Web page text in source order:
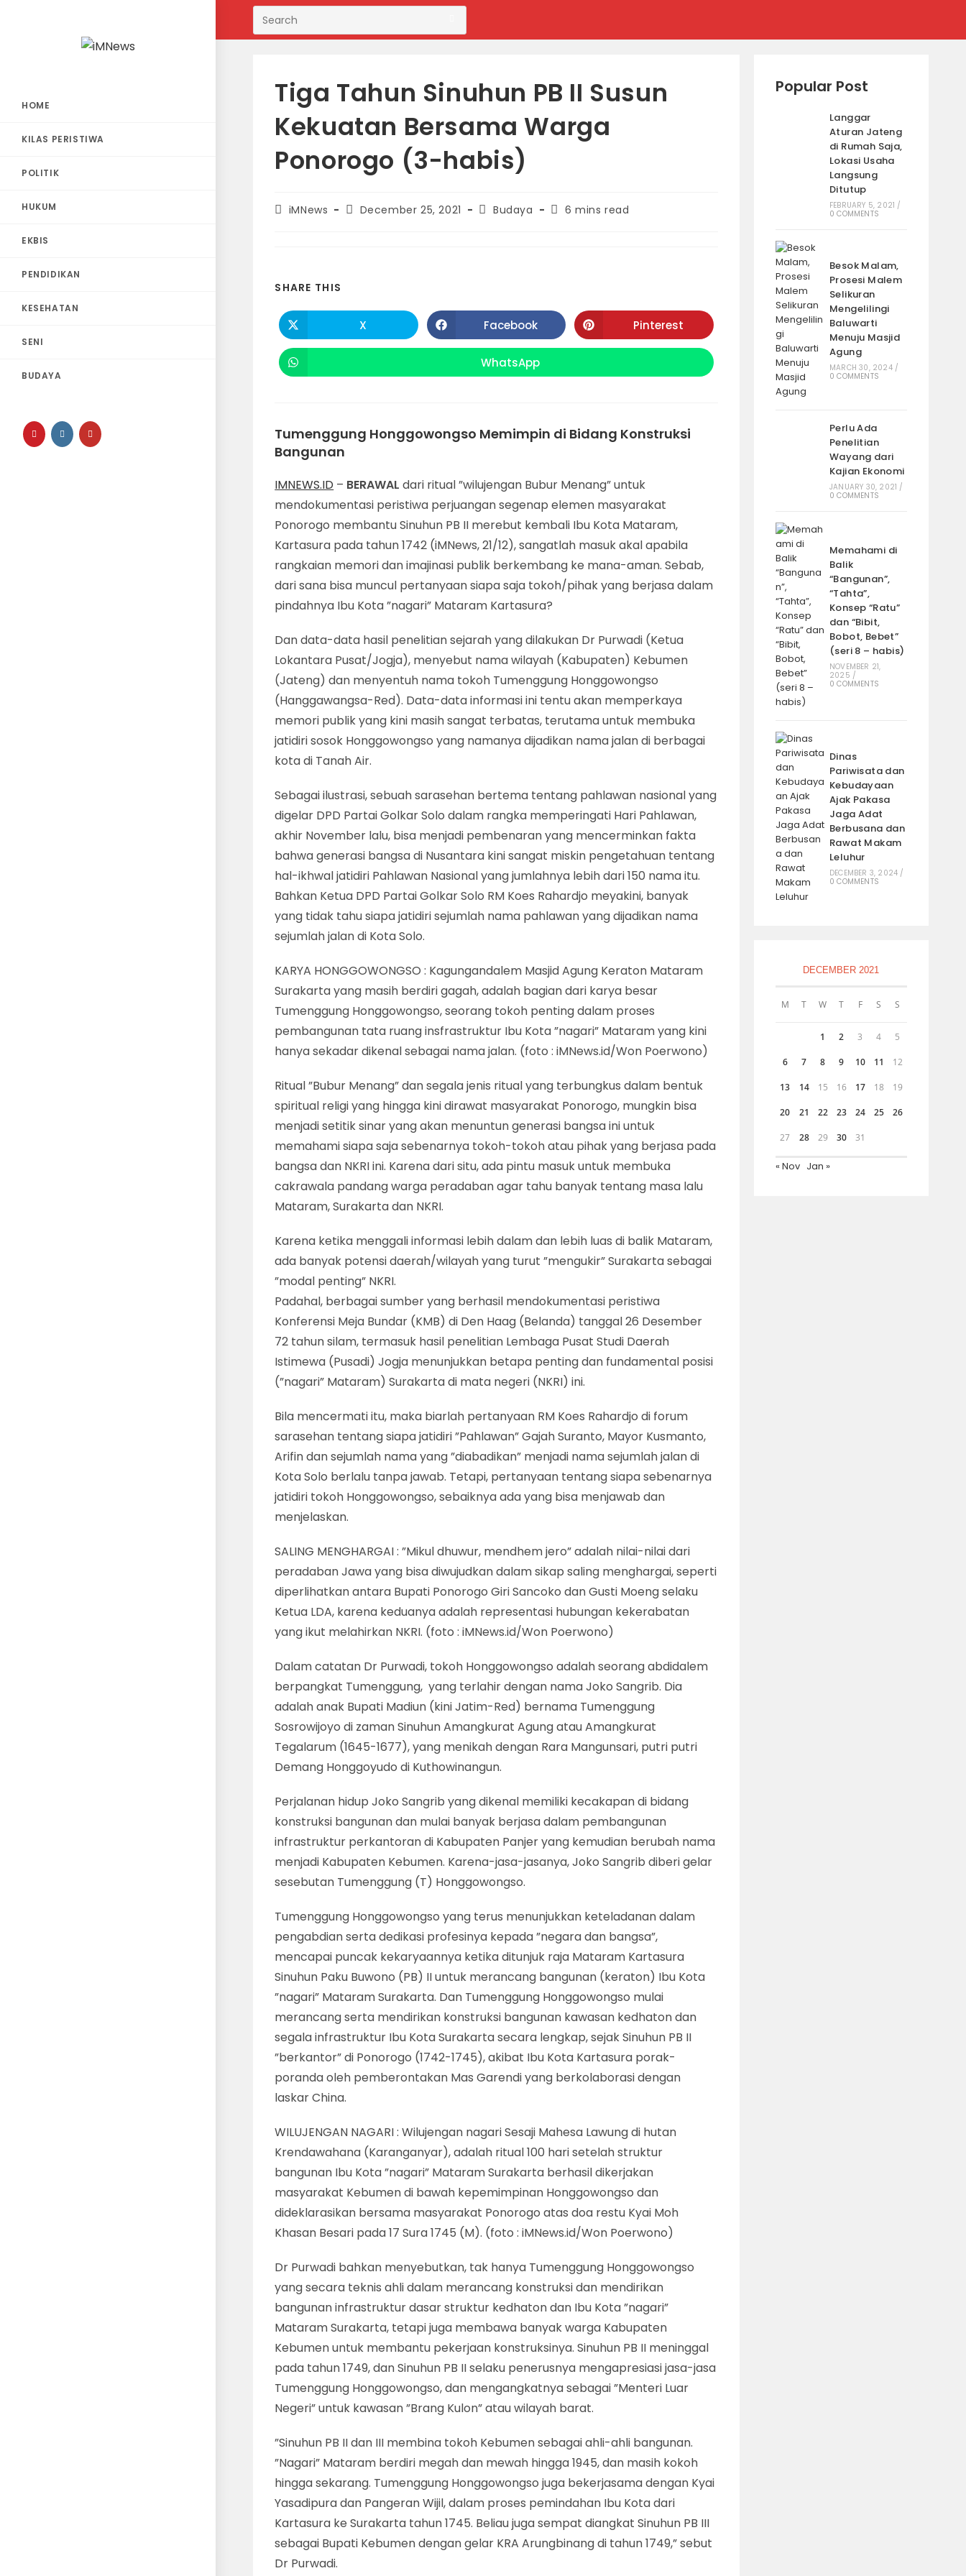
content
HOME
KILAS PERISTIWA
POLITIK
HUKUM
EKBIS
PENDIDIKAN
KESEHATAN
SENI
BUDAYA
Tiga Tahun Sinuhun PB II Susun
Kekuatan Bersama Warga
Ponorogo (3-habis)
PostiMNews
PostDecember 25, 2021
PostBudaya
Reading
6 mins read
SHARE THIS
CONTENT
Opens
in
a
X Opens
in
a
new
window
Facebook Opens
in
a
Pinterest
Opens
in
WhatsApp
Tumenggung Honggowongso Memimpin di Bidang Konstruksi
Bangunan
IMNEWS.ID – BERAWAL dari ritual ”wilujengan Bubur Menang” untuk
mendokumentasi peristiwa perjuangan segenap elemen masyarakat
Ponorogo membantu Sinuhun PB II merebut kembali Ibu Kota Mataram,
Kartasura pada tahun 1742 (iMNews, 21/12), sangatlah masuk akal apabila
rangkaian memori dan imajinasi publik berkembang ke mana-aman. Sebab,
dari sana bisa muncul pertanyaan siapa saja tokoh/pihak yang berjasa dalam
pindahnya Ibu Kota ”nagari” Mataram Kartasura?
Dan data-data hasil penelitian sejarah yang dilakukan Dr Purwadi (Ketua
Lokantara Pusat/Jogja), menyebut nama wilayah (Kabupaten) Kebumen
(Jateng) dan menyentuh nama tokoh Tumenggung Honggowongso
(Hanggawangsa-Red). Data-data informasi ini tentu akan memperkaya
memori publik yang kini masih sangat terbatas, terutama untuk membuka
jatidiri sosok Honggowongso yang namanya dijadikan nama jalan di berbagai
kota di Tanah Air.
Sebagai ilustrasi, sebuah sarasehan bertema tentang pahlawan nasional yang
digelar DPD Partai Golkar Solo dalam rangka memperingati Hari Pahlawan,
akhir November lalu, bisa menjadi pembenaran yang mencerminkan fakta
bahwa generasi bangsa di Nusantara kini sangat miskin pengetahuan tentang
hal-ikhwal jatidiri Pahlawan Nasional yang jumlahnya lebih dari 150 nama itu.
Bahkan Ketua DPD Partai Golkar Solo RM Koes Rahardjo meyakini, banyak
yang tidak tahu siapa jatidiri sejumlah nama pahlawan yang dijadikan nama
sejumlah jalan di Kota Solo.
KARYA HONGGOWONGSO : Kagungandalem Masjid Agung Keraton Mataram
Surakarta yang masih berdiri gagah, adalah bagian dari karya besar
Tumenggung Honggowongso, seorang tokoh penting dalam proses
pembangunan tata ruang insfrastruktur Ibu Kota ”nagari” Mataram yang kini
hanya sekadar dikenal sebagai nama jalan. (foto : iMNews.id/Won Poerwono)
Ritual ”Bubur Menang” dan segala jenis ritual yang terbungkus dalam bentuk
spiritual religi yang hingga kini dirawat masyarakat Ponorogo, mungkin bisa
menjadi setitik sinar yang akan menuntun generasi bangsa ini untuk
memahami siapa saja sebenarnya tokoh-tokoh atau pihak yang berjasa pada
bangsa dan NKRI ini. Karena dari situ, ada pintu masuk untuk membuka
cakrawala pandang warga peradaban agar tahu banyak tentang masa lalu
Mataram, Surakarta dan NKRI.
Karena ketika menggali informasi lebih dalam dan lebih luas di balik Mataram,
ada banyak potensi daerah/wilayah yang turut ”mengukir” Surakarta sebagai
”modal penting” NKRI.
Padahal, berbagai sumber yang berhasil mendokumentasi peristiwa
Konferensi Meja Bundar (KMB) di Den Haag (Belanda) tanggal 26 Desember
72 tahun silam, termasuk hasil penelitian Lembaga Pusat Studi Daerah
Istimewa (Pusadi) Jogja menunjukkan betapa penting dan fundamental posisi
(”nagari” Mataram) Surakarta di mata negeri (NKRI) ini.
Bila mencermati itu, maka biarlah pertanyaan RM Koes Rahardjo di forum
sarasehan tentang siapa jatidiri ”Pahlawan” Gajah Suranto, Mayor Kusmanto,
Arifin dan sejumlah nama yang ”diabadikan” menjadi nama sejumlah jalan di
Kota Solo berlalu tanpa jawab. Tetapi, pertanyaan tentang siapa sebenarnya
jatidiri tokoh Honggowongso, sebaiknya ada yang bisa menjawab dan
menjelaskan.
SALING MENGHARGAI : ”Mikul dhuwur, mendhem jero” adalah nilai-nilai dari
peradaban Jawa yang bisa diwujudkan dalam sikap saling menghargai, seperti
diperlihatkan antara Bupati Ponorogo Giri Sancoko dan Gusti Moeng selaku
Ketua LDA, karena keduanya adalah representasi hubungan kekerabatan
yang ikut melahirkan NKRI. (foto : iMNews.id/Won Poerwono)
Dalam catatan Dr Purwadi, tokoh Honggowongso adalah seorang abdidalem
berpangkat Tumenggung, yang terlahir dengan nama Joko Sangrib. Dia
adalah anak Bupati Madiun (kini Jatim-Red) bernama Tumenggung
Sosrowijoyo di zaman Sinuhun Amangkurat Agung atau Amangkurat
Tegalarum (1645-1677), yang menikah dengan Rara Mangunsari, putri putri
Demang Honggoyudo di Kuthowinangun.
Perjalanan hidup Joko Sangrib yang dikenal memiliki kecakapan di bidang
konstruksi bangunan dan mulai banyak berjasa dalam pembangunan
infrastruktur perkantoran di Kabupaten Panjer yang kemudian berubah nama
menjadi Kabupaten Kebumen. Karena-jasa-jasanya, Joko Sangrib diberi gelar
sesebutan Tumenggung (T) Honggowongso.
Tumenggung Honggowongso yang terus menunjukkan keteladanan dalam
pengabdian serta dedikasi profesinya kepada ”negara dan bangsa”,
mencapai puncak kekaryaannya ketika ditunjuk raja Mataram Kartasura
Sinuhun Paku Buwono (PB) II untuk merancang bangunan (keraton) Ibu Kota
”nagari” Mataram Surakarta. Dan Tumenggung Honggowongso mulai
merancang serta mendirikan konstruksi bangunan kawasan kedhaton dan
segala infrastruktur Ibu Kota Surakarta secara lengkap, sejak Sinuhun PB II
”berkantor” di Ponorogo (1742-1745), akibat Ibu Kota Kartasura porak-
poranda oleh pemberontakan Mas Garendi yang berkolaborasi dengan
laskar China.
WILUJENGAN NAGARI : Wilujengan nagari Sesaji Mahesa Lawung di hutan
Krendawahana (Karanganyar), adalah ritual 100 hari setelah struktur
bangunan Ibu Kota ”nagari” Mataram Surakarta berhasil dikerjakan
masyarakat Kebumen di bawah kepemimpinan Honggowongso dan
dideklarasikan bersama masyarakat Ponorogo atas doa restu Kyai Moh
Khasan Besari pada 17 Sura 1745 (M). (foto : iMNews.id/Won Poerwono)
Dr Purwadi bahkan menyebutkan, tak hanya Tumenggung Honggowongso
yang secara teknis ahli dalam merancang konstruksi dan mendirikan
bangunan infrastruktur dasar struktur kedhaton dan Ibu Kota ”nagari”
Mataram Surakarta, tetapi juga membawa banyak warga Kabupaten
Kebumen untuk membantu pekerjaan konstruksinya. Sinuhun PB II meninggal
pada tahun 1749, dan Sinuhun PB II selaku penerusnya mengapresiasi jasa-jasa
Tumenggung Honggowongso, dan mengangkatnya sebagai ”Menteri Luar
Negeri” untuk kawasan ”Brang Kulon” atau wilayah barat.
”Sinuhun PB II dan III membina tokoh Kebumen sebagai ahli-ahli bangunan.
”Nagari” Mataram berdiri megah dan mewah hingga 1945, dan masih kokoh
hingga sekarang. Tumenggung Honggowongso juga bekerjasama dengan Kyai
Yasadipura dan Pangeran Wijil, dalam proses pemindahan Ibu Kota dari
Kartasura ke Surakarta tahun 1745. Beliau juga sempat diangkat Sinuhun PB III
sebagai Bupati Kebumen dengan gelar KRA Arungbinang di tahun 1749,” sebut
Dr Purwadi.
Popular Post
Langgar
Aturan Jateng
di Rumah Saja,
Lokasi Usaha
Langsung
Ditutup
FEBRUARY 5, 2021 /
0 COMMENTS
Besok Malam,
Prosesi Malem
Selikuran
Mengelilingi
Baluwarti
Menuju Masjid
Agung
MARCH 30, 2024 /
0 COMMENTS
Perlu Ada
Penelitian
Wayang dari
Kajian Ekonomi
JANUARY 30, 2021 /
0 COMMENTS
Memahami di
Balik
“Bangunan”,
“Tahta”,
Konsep “Ratu”
dan “Bibit,
Bobot, Bebet”
(seri 8 – habis)
NOVEMBER 21,
2025 /
0 COMMENTS
Dinas
Pariwisata dan
Kebudayaan
Ajak Pakasa
Jaga Adat
Berbusana dan
Rawat Makam
Leluhur
DECEMBER 3, 2024 /
0 COMMENTS
DECEMBER 2021
M T W T F S S
1 2 3 4 5
6 7 8 9 10 11 12
13 14 15 16 17 18 19
20 21 22 23 24 25 26
27 28 29 30 31
« Nov Jan »